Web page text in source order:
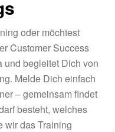
oder möchtest
Customer Success
und begleitet Dich von
Melde Dich einfach
– gemeinsam findet
besteht, welches
wir das Training